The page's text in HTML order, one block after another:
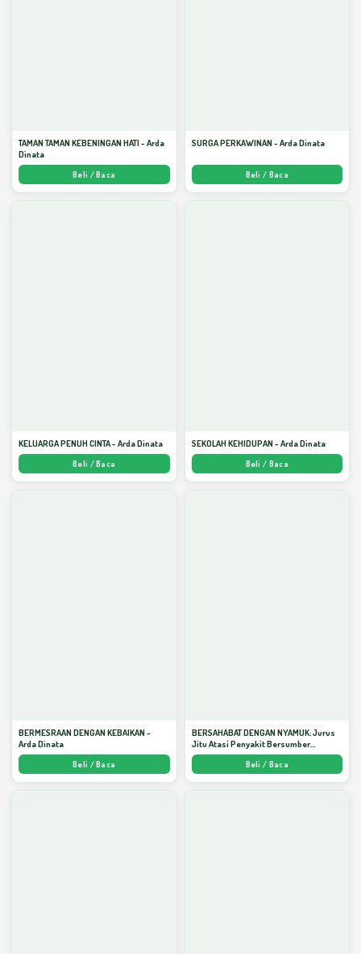
TAMAN TAMAN KEBENINGAN HATI - Arda
Dinata
Beli / Baca
SURGA PERKAWINAN - Arda Dinata
Beli / Baca
KELUARGA PENUH CINTA - Arda Dinata
Beli / Baca
SEKOLAH KEHIDUPAN - Arda Dinata
Beli / Baca
BERMESRAAN DENGAN KEBAIKAN -
Arda Dinata
Beli / Baca
BERSAHABAT DENGAN NYAMUK: Jurus
Jitu Atasi Penyakit Bersumber
Nyamuk - Arda Dinata
Beli / Baca